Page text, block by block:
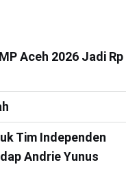
Aceh 2026 Jadi Rp
Tim Independen
Andrie Yunus